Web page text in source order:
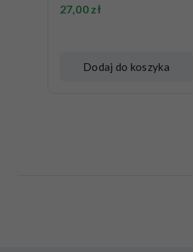
27,00 zł
Dodaj do koszyka